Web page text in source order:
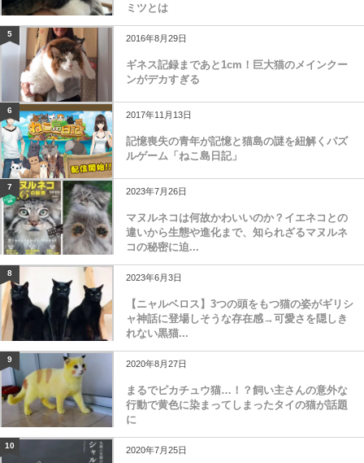
ミツとは
5 2016年8月29日
ギネス記録まであと1cm！巨大猫のメインクー
ンがデカすぎる
6 2017年11月13日
記憶喪失の青年が記憶と猫島の謎を紐解くパズ
ルゲーム「ねこ島日記」
7 2023年7月26日
マヌルネコは何故かわいいのか？イエネコとの
違いから生態や進化まで、知られざるマヌルネ
コの秘密に迫...
8 2023年6月3日
【ニャルベロス】3つの頭をもつ猫の姿がギリシ
ャ神話に登場しそうな存在感→可愛さを隠しき
れない黒猫...
9 2020年8月27日
まるでピカチュウ猫…！？飼い主さんの意外な
行動で黄色に染まってしまったタイの猫が話題
に
10 2020年7月25日